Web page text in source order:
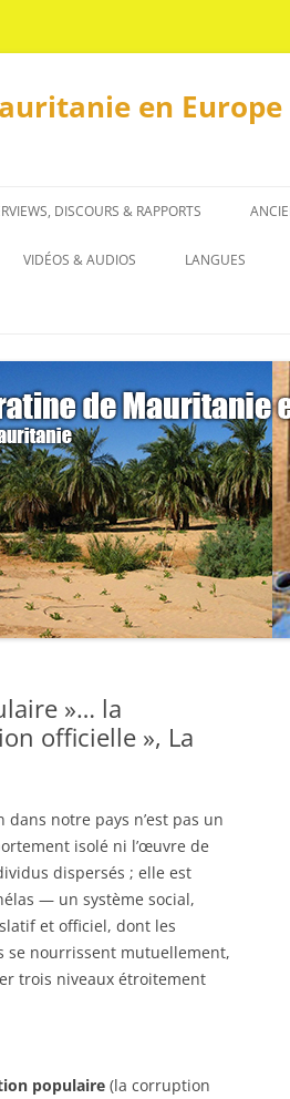
en Europe
DISCOURS & RAPPORTS
VIDÉOS & AUDIOS LANGUES
»… la
officielle », La
dans notre pays n’est pas un
isolé ni l’œuvre de
dispersés ; elle est
— un système social,
et officiel, dont les
se nourrissent mutuellement,
trois niveaux étroitement
populaire (la corruption